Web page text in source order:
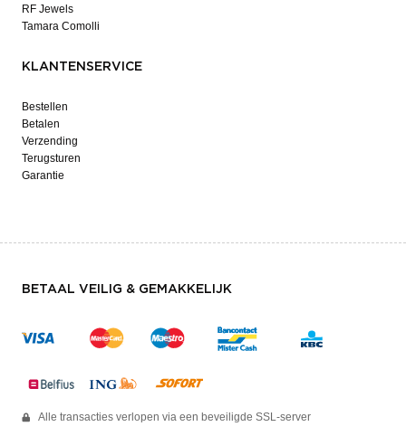
RF Jewels
Tamara Comolli
KLANTENSERVICE
Bestellen
Betalen
Verzending
Terugsturen
Garantie
BETAAL VEILIG & GEMAKKELIJK
Alle transacties verlopen via een beveiligde SSL-server